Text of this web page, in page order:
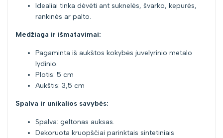
Idealiai tinka dėvėti ant suknelės, švarko, kepurės,
rankinės ar palto.
Medžiaga ir išmatavimai:
Pagaminta iš aukštos kokybės juvelyrinio metalo
lydinio.
Plotis: 5 cm
Aukštis: 3,5 cm
Spalva ir unikalios savybės:
Spalva: geltonas auksas.
Dekoruota kruopščiai parinktais sintetiniais